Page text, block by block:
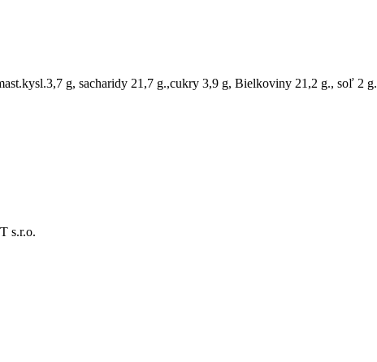
g, sacharidy 21,7 g.,cukry 3,9 g, Bielkoviny 21,2 g., soľ 2 g.
s.r.o.